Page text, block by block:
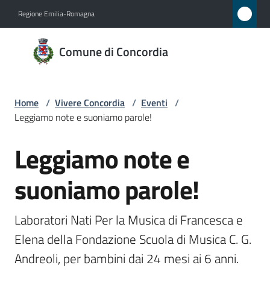
Regione Emilia-Romagna
Comune di Concordia
Comune
di
Novità
Servizi
Vivere
Concordia
Menu selezionato
Home / Vivere Concordia / Eventi /
Leggiamo note e suoniamo parole!
Salta al contenuto
Leggiamo note e
suoniamo parole!
Laboratori Nati Per la Musica di Francesca e
Elena della Fondazione Scuola di Musica C. G.
Andreoli, per bambini dai 24 mesi ai 6 anni.